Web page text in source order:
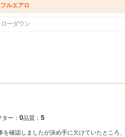
フルエアロ
ローダウン
ター： 0品質： 5
確認しましたが決め手に欠けていたところ、